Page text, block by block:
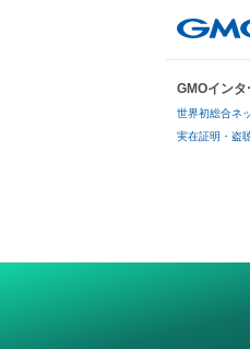
GMOイン
世界初総合ネ
実在証明・盗